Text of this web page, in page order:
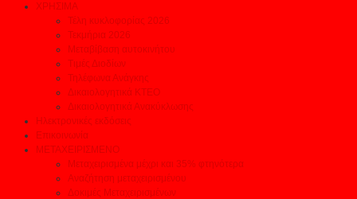
ΧΡΗΣΙΜΑ
Τέλη κυκλοφορίας 2026
Τεκμήρια 2026
Μεταβίβαση αυτοκινήτου
Τιμές Διοδίων
Τηλέφωνα Ανάγκης
Δικαιολογητικά ΚΤΕΟ
Δικαιολογητικά Ανακύκλωσης
Ηλεκτρονικές εκδόσεις
Επικοινωνία
ΜΕΤΑΧΕΙΡΙΣΜΕΝΟ
Μεταχειρισμένα μέχρι και 35% φτηνότερα
Αναζήτηση μεταχειρισμένου
Δοκιμές Μεταχειρισμένων